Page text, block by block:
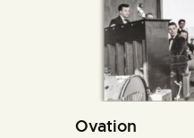
Ovation